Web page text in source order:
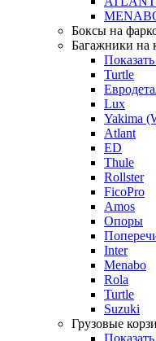
Боксы на
Багажники на
Turtle
Lux
Yakima
Atlant
ED
Thule
Rollster
FicoPro
Amos
Опоры
Inter
Menabo
Rola
Turtle
Suzuki
Грузовые